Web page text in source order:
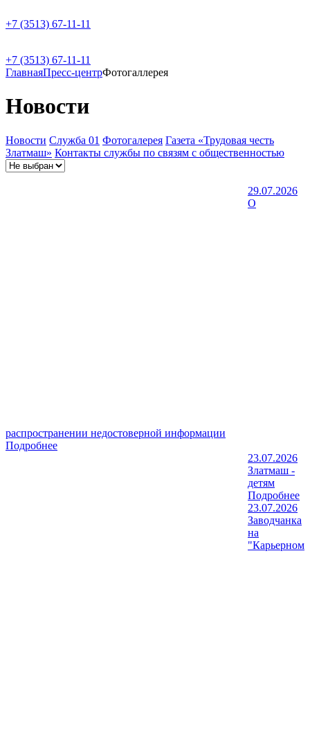
+7 (3513) 67-11-11
+7 (3513) 67-11-11
ГлавнаяПресс-центрФотогаллерея
Новости
Новости Служба 01 Фотогалерея Газета «Трудовая честь
Златмаш» Контакты службы по связям с общественностью
29.07.2026
О
распространении недостоверной информации
Подробнее
23.07.2026
Златмаш -
детям
Подробнее
23.07.2026
Заводчанка
на
"Карьерном